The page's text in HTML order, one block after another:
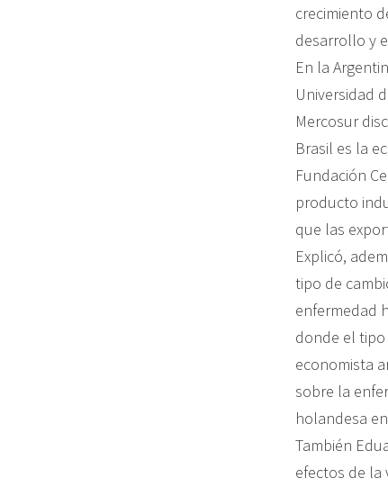
crecimiento
desarrollo y
En la
Universidad
Mercosur
Brasil es la
Fundación
producto
que las
Explicó,
tipo de
enfermedad
donde el
economista
sobre la
holandesa
También
efectos de la